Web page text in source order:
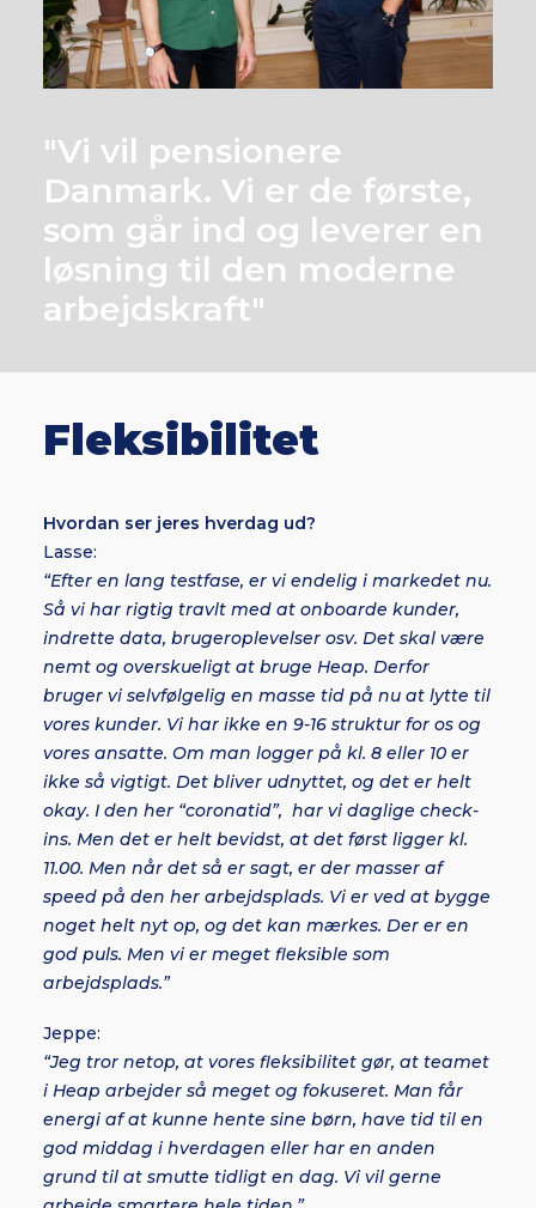
"Vi vil pensionere
Danmark. Vi er de første,
som går ind og leverer en
løsning til den moderne
arbejdskraft"
Fleksibilitet
Hvordan ser jeres hverdag ud?
Lasse:
“Efter en lang testfase, er vi endelig i markedet nu.
Så vi har rigtig travlt med at onboarde kunder,
indrette data, brugeroplevelser osv. Det skal være
nemt og overskueligt at bruge Heap. Derfor
bruger vi selvfølgelig en masse tid på nu at lytte til
vores kunder. Vi har ikke en 9-16 struktur for os og
vores ansatte. Om man logger på kl. 8 eller 10 er
ikke så vigtigt. Det bliver udnyttet, og det er helt
okay. I den her “coronatid”, har vi daglige check-
ins. Men det er helt bevidst, at det først ligger kl.
11.00. Men når det så er sagt, er der masser af
speed på den her arbejdsplads. Vi er ved at bygge
noget helt nyt op, og det kan mærkes. Der er en
god puls. Men vi er meget fleksible som
arbejdsplads.”
Jeppe:
“Jeg tror netop, at vores fleksibilitet gør, at teamet
i Heap arbejder så meget og fokuseret. Man får
energi af at kunne hente sine børn, have tid til en
god middag i hverdagen eller har en anden
grund til at smutte tidligt en dag. Vi vil gerne